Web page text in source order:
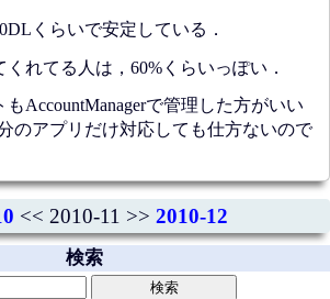
くらいで安定している．
れてる人は，60%くらいっぽい．
AccountManagerで管理した方がいい
のアプリだけ対応しても仕方ないので
<< 2010-11 >> 2010-12
検索